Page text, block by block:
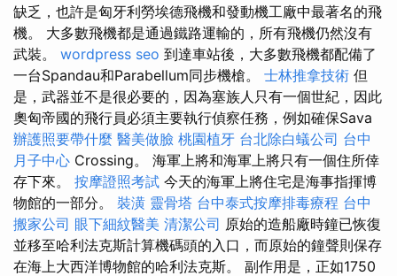
缺乏，也許是匈牙利勞埃德飛機和發動機工廠中最著名的飛
機。 大多數飛機都是通過鐵路運輸的，所有飛機仍然沒有
武裝。 wordpress seo 到達車站後，大多數飛機都配備了
一台Spandau和Parabellum同步機槍。 士林推拿技術 但
是，武器並不是很必要的，因為塞族人只有一個世紀，因此
奧匈帝國的飛行員必須主要執行偵察任務，例如確保Sava
辦護照要帶什麼 醫美做臉 桃園植牙 台北除白蟻公司 台中
月子中心 Crossing。 海軍上將和海軍上將只有一個住所倖
存下來。 按摩證照考試 今天的海軍上將住宅是海事指揮博
物館的一部分。 裝潢 靈骨塔 台中泰式按摩排毒療程 台中
搬家公司 眼下細紋醫美 清潔公司 原始的造船廠時鐘已恢復
並移至哈利法克斯計算機碼頭的入口，而原始的鐘聲則保存
在海上大西洋博物館的哈利法克斯。 副作用是，正如1750